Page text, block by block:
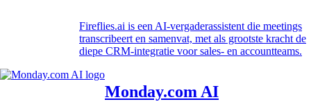
Fireflies.ai is een AI-vergaderassistent die meetings
transcribeert en samenvat, met als grootste kracht de
diepe CRM-integratie voor sales- en accountteams.
Monday.com AI